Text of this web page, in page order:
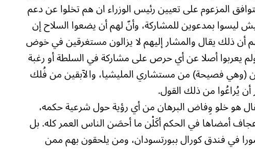
المزعوم على تعيين رئيس الوزراء ان هم تخلوا عن دعم
ليسوا بمدعوين للمشاركة، وأنّ لهم أن يضعوا السلاح إن
أن ذلك يقال والمشار إليهم لا يزالون مستغرقين في خوض
يعربوا أصلا عن أي حرص على مشاركة في السلطة أو رغبة
(وهي فصيحة) من مستشاري المليشيا، والآبقين من فُلك
أن يُراعُوا من ذلك القول.
هو خلو وِفاض البرهان من أي رؤية حول شرعية حكمه،
أمضاها في الحكم أكَلْن ما أحصَن الناس العمر كله. بل
في فندق كورال ببورتسودان، ومن يلحقون بهم ممن